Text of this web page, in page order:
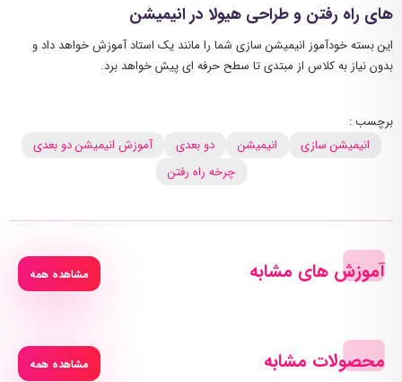
های راه رفتن و طراحی هیولا در انیمیشن
این بسته خودآموز انیمیشن سازی شما را مانند یک استاد آموزش خواهد داد و
بدون نیاز به کلاس از مبتدی تا سطح حرفه ای پیش خواهد برد.
برچسب :
انیمیشن سازی
انیمیشن دو بعدی
آموزش انیمیشن دو بعدی
چرخه راه رفتن
آموزش های مشابه مشاهده همه
محصولات مشابه مشاهده همه